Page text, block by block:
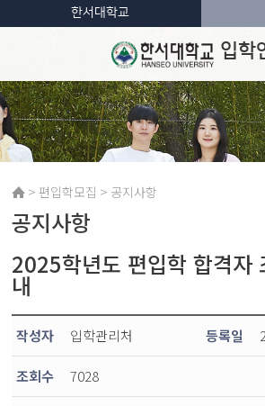
입학
한서대학교
>편입학모집 > 공지사항
공지사항
2025학년도 편입학 합격자
내
작성자 입학관리처 등록일
조회수 7028